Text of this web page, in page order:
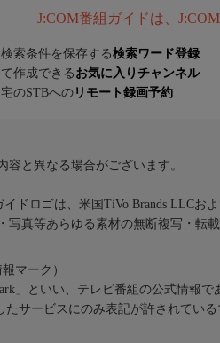
J:COM番組ガイドは、
索条件を保存する検索ワード登録
作成できる お気に入りチャンネル
のSTBへの リモート録画予約
と異なる場合がございます。
ドロゴは、米国TiVo Brands LLCお
真等あらゆる素材の無断複写・転載
マーク）
」といい、テレビ番組の公式情報で
たサービスにのみ表記が許されている